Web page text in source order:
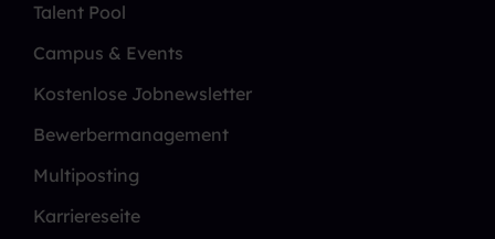
Talent Pool
Campus & Events
Kostenlose Jobnewsletter
Bewerbermanagement
Multiposting
Karriereseite